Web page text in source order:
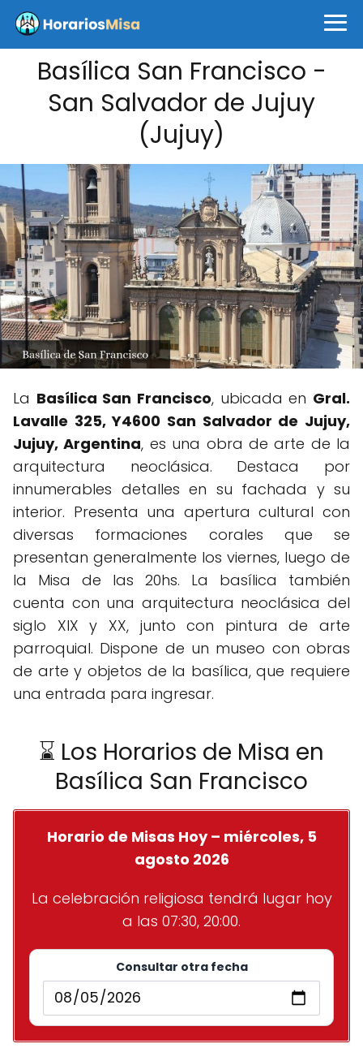
Basílica San Francisco -
San Salvador de Jujuy
(Jujuy)
La Basílica San Francisco, ubicada en Gral.
Lavalle 325, Y4600 San Salvador de Jujuy,
Jujuy, Argentina, es una obra de arte de la
arquitectura neoclásica. Destaca por
innumerables detalles en su fachada y su
interior. Presenta una apertura cultural con
diversas formaciones corales que se
presentan generalmente los viernes, luego de
la Misa de las 20hs. La basílica también
cuenta con una arquitectura neoclásica del
siglo XIX y XX, junto con pintura de arte
parroquial. Dispone de un museo con obras
de arte y objetos de la basílica, que requiere
una entrada para ingresar.
⌛ Los Horarios de Misa en
Basílica San Francisco
Horario de Misas Hoy – miércoles, 5
agosto 2026
La celebración religiosa tendrá lugar hoy
a las 07:30, 20:00.
Consultar otra fecha